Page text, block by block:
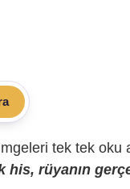
tek tek oku
his, rüyanın